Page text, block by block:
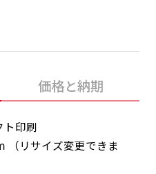
価格と納期
印刷
（リサイズ変更できま
、デザイン画のファ
円 ］
、文字をご指定くだ
開始いたします。
円］
、デザイン画のファ
らせください。
確認）［ +1,798
(45x150)
す。 お店の外観の邪魔
(150x45)
す。 お店の外観の邪魔
望をお書きください
Aバナー用チチ